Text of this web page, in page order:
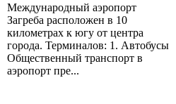
Международный аэропорт
Загреба расположен в 10
километрах к югу от центра
города. Терминалов: 1. Автобусы
Общественный транспорт в
аэропорт пре...